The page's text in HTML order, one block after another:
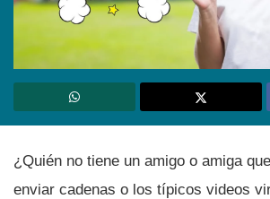
¿Quién no tiene un amigo o amiga
enviar cadenas o los tí­picos videos